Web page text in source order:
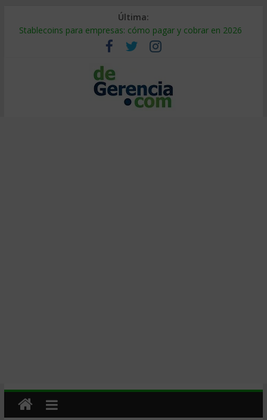
Última:
Stablecoins para empresas: cómo pagar y cobrar en 2026
Despido silencioso: qué es y por qué sale tan caro
IA en selección de personal: cómo auditarla a tiempo
Trabajo forzoso en la cadena de suministro: qué hacer
Mercado hispano de EE. UU.: cómo segmentarlo y venderle